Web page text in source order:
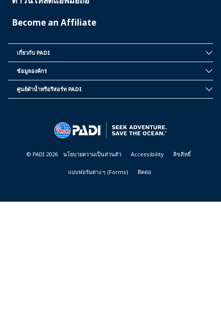
Become an Affiliate
PADI
เกี่ยวกับ PADI
INFORMATION
ข้อมูลองค์กร
ศูนย์ดำน้ำหรือรีสอร์ท PADI
© PADI 2026 นโยบายความเป็นส่วนตัว Accessibility ลิขสิทธิ์
แบบฟอร์มต่าง ๆ (Forms) ติดต่อ